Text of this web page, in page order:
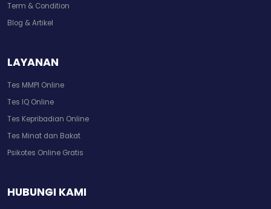
Term & Condition
Blog & Artikel
LAYANAN
Tes MMPI Online
Tes IQ Online
Tes Kepribadian Online
Tes Minat dan Bakat
Psikotes Online Gratis
HUBUNGI KAMI